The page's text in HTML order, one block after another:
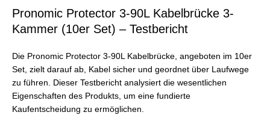
Pronomic Protector 3-90L Kabelbrücke 3-
Kammer (10er Set) – Testbericht
Die Pronomic Protector 3-90L Kabelbrücke, angeboten im 10er
Set, zielt darauf ab, Kabel sicher und geordnet über Laufwege
zu führen. Dieser Testbericht analysiert die wesentlichen
Eigenschaften des Produkts, um eine fundierte
Kaufentscheidung zu ermöglichen.